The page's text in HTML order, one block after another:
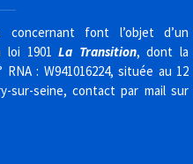
concernant font l’objet d’un
loi 1901La Transition, dont la
: W941016224, située au 12
sur-seine, contact par mail sur